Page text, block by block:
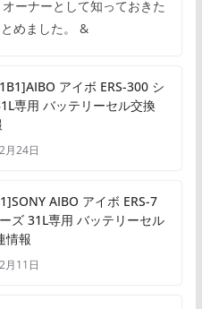
ーナーとして知っておきた
めました。 &
アイボ ERS-300 シ
専用 バッテリーセル交換
月24日
AIBO アイボ ERS-7
ズ 31L専用 バッテリーセル
情報
月11日